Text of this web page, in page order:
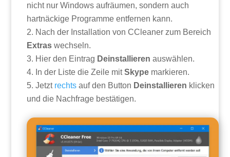
nicht nur Windows aufräumen, sondern auch
hartnäckige Programme entfernen kann.
Nach der Installation von CCleaner zum Bereich
Extras wechseln.
Hier den Eintrag Deinstallieren auswählen.
In der Liste die Zeile mitSkype markieren.
Jetzt rechts auf den Button Deinstallieren klicken
und die Nachfrage bestätigen.